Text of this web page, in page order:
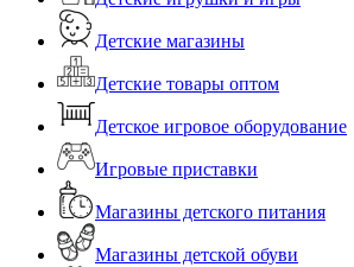
Детские магазины
Детские товары оптом
Детское игровое оборудование
Игровые приставки
Магазины детского питания
Магазины детской обуви